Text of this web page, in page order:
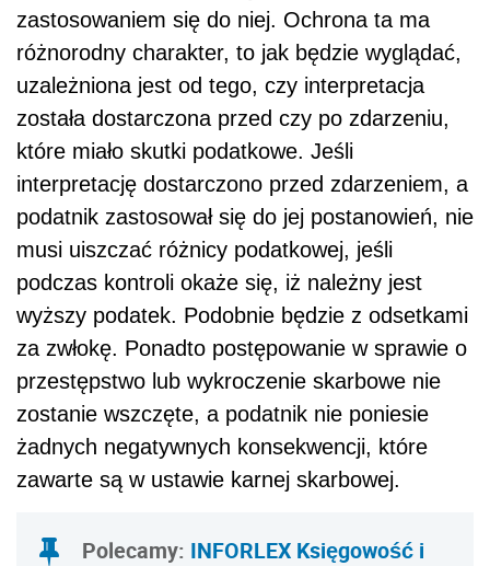
zastosowaniem się do niej. Ochrona ta ma
różnorodny charakter, to jak będzie wyglądać,
uzależniona jest od tego, czy interpretacja
została dostarczona przed czy po zdarzeniu,
które miało skutki podatkowe. Jeśli
interpretację dostarczono przed zdarzeniem, a
podatnik zastosował się do jej postanowień, nie
musi uiszczać różnicy podatkowej, jeśli
podczas kontroli okaże się, iż należny jest
wyższy podatek. Podobnie będzie z odsetkami
za zwłokę. Ponadto postępowanie w sprawie o
przestępstwo lub wykroczenie skarbowe nie
zostanie wszczęte, a podatnik nie poniesie
żadnych negatywnych konsekwencji, które
zawarte są w ustawie karnej skarbowej.
Polecamy: INFORLEX Księgowość i